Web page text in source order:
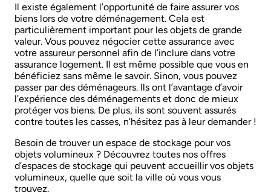
Il existe également l’opportunité de faire assurer vos
biens lors de votre déménagement. Cela est
particulièrement important pour les objets de grande
valeur. Vous pouvez négocier cette assurance avec
votre assureur personnel afin de l’inclure dans votre
assurance logement. Il est même possible que vous en
bénéficiez sans même le savoir. Sinon, vous pouvez
passer par des déménageurs. Ils ont l’avantage d’avoir
l’expérience des déménagements et donc de mieux
protéger vos biens. De plus, ils sont souvent assurés
contre toutes les casses, n’hésitez pas à leur demander !
Besoin de trouver un espace de stockage pour vos
objets volumineux ? Découvrez toutes nos offres
d’espaces de stockage qui peuvent accueillir vos objets
volumineux, quelle que soit la ville où vous vous
trouvez.